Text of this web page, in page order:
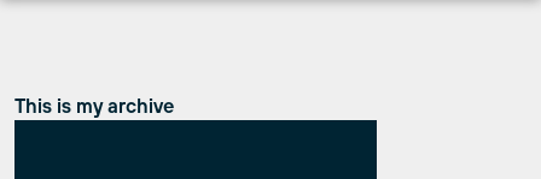
This is my archive